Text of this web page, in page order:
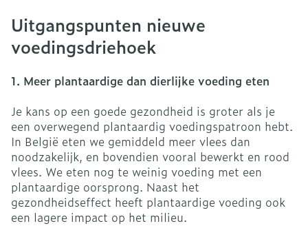
Uitgangspunten nieuwe
voedingsdriehoek
1. Meer plantaardige dan dierlijke voeding eten
Je kans op een goede gezondheid is groter als je
een overwegend plantaardig voedingspatroon hebt.
In België eten we gemiddeld meer vlees dan
noodzakelijk, en bovendien vooral bewerkt en rood
vlees. We eten nog te weinig voeding met een
plantaardige oorsprong. Naast het
gezondheidseffect heeft plantaardige voeding ook
een lagere impact op het milieu.